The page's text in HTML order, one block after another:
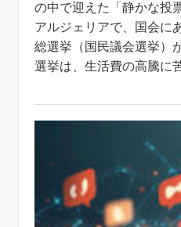
の中で迎えた「静かな投
アルジェリアで、国会に
総選挙（国民議会選挙）
選挙は、生活費の高騰に